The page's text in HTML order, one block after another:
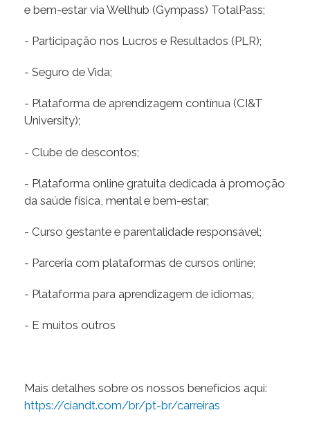
e bem-estar via Wellhub (Gympass) TotalPass;
- Participação nos Lucros e Resultados (PLR);
- Seguro de Vida;
- Plataforma de aprendizagem contínua (CI&T
University);
- Clube de descontos;
- Plataforma online gratuita dedicada à promoção
da saúde física, mental e bem-estar;
- Curso gestante e parentalidade responsável;
- Parceria com plataformas de cursos online;
- Plataforma para aprendizagem de idiomas;
- E muitos outros
Mais detalhes sobre os nossos benefícios aqui:
https://ciandt.com/br/pt-br/carreiras